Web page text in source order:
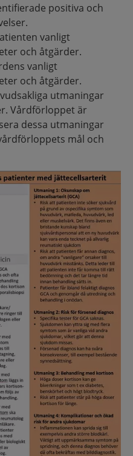
positiva och
vanligt
och åtgärder.
vanligt
och åtgärder.
utmaningar
Vårdförloppet är
dessa utmaningar
mål och